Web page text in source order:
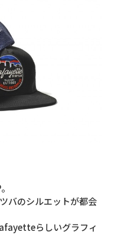
バのシルエットが都会
らしいグラフィ